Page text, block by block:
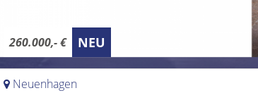
260.000,- € NEU
Neuenhagen